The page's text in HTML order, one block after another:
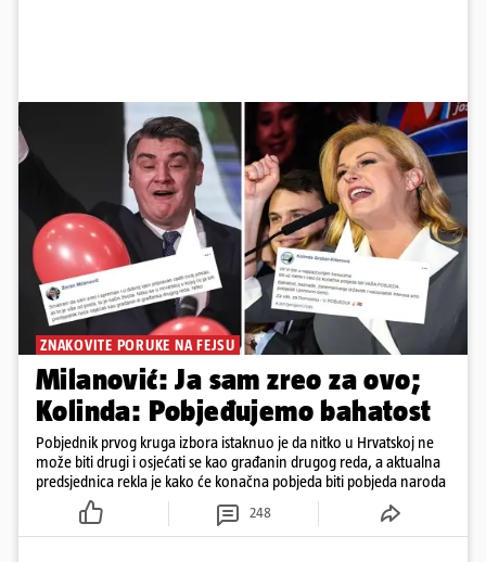
ZNAKOVITE PORUKE NA FEJSU
Milanović: Ja sam zreo za ovo;
Kolinda: Pobjeđujemo bahatost
Pobjednik prvog kruga izbora istaknuo je da nitko u Hrvatskoj ne
može biti drugi i osjećati se kao građanin drugog reda, a aktualna
predsjednica rekla je kako će konačna pobjeda biti pobjeda naroda
248